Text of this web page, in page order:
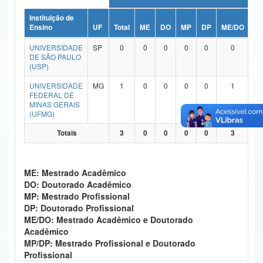
Ministério da Ciência, Tecnologia, Inovações e Comunicações
Ministério do Meio Ambiente
Ministério do Turismo
Ministério do Desenvolvimento Regional
Controladoria-Geral da União
Ministério da Mulher, da Família e dos Direitos Humanos
Secretaria de Governo
Gabinete de Segurança Institucional
Advocacia-Geral da União
Banco Central do Brasil
Instituição de
Ensino
UF Total ME DO MP DP ME/DO
UNIVERSIDADE
DE SÃO PAULO
(USP)
SP 0 0 0 0 0 0
UNIVERSIDADE
FEDERAL DE
MINAS GERAIS
(UFMG)
MG 1 0 0 0 0 1
Totais 3 0 0 0 0 3
ME: Mestrado Acadêmico
DO: Doutorado Acadêmico
MP: Mestrado Profissional
DP: Doutorado Profissional
ME/DO: Mestrado Acadêmico e Doutorado
Acadêmico
MP/DP: Mestrado Profissional e Doutorado
Profissional